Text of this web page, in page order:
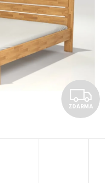
Z
D
A
ZDARMA